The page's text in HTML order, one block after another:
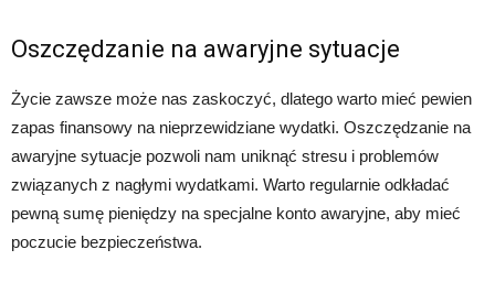
Oszczędzanie na awaryjne sytuacje
Życie zawsze może nas zaskoczyć, dlatego warto mieć pewien
zapas finansowy na nieprzewidziane wydatki. Oszczędzanie na
awaryjne sytuacje pozwoli nam uniknąć stresu i problemów
związanych z nagłymi wydatkami. Warto regularnie odkładać
pewną sumę pieniędzy na specjalne konto awaryjne, aby mieć
poczucie bezpieczeństwa.